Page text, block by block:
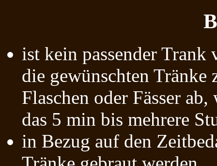
ist kein passender
die gewünschten
Flaschen oder Fässer
das 5 min bis mehrere
in Bezug auf den